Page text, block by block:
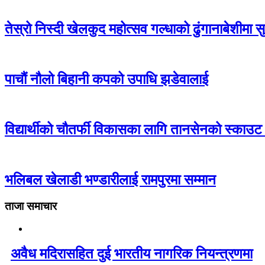
तेस्रो निस्दी खेलकुद महोत्सव गल्धाको ढुंगानाबेशीमा
पाचौं नौलो बिहानी कपको उपाधि झडेवालाई
विद्यार्थीको चौतर्फी विकासका लागि तानसेनको स्काउट
भलिबल खेलाडी भण्डारीलाई रामपुरमा सम्मान
ताजा समाचार
अवैध मदिरासहित दुई भारतीय नागरिक नियन्त्रणमा